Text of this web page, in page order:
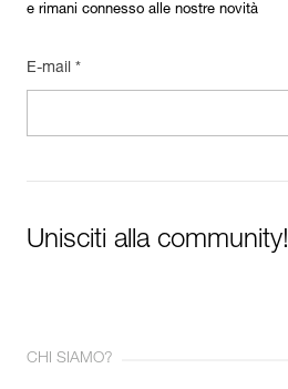
e rimani connesso alle nostre novità
E-mail *
Unisciti alla community!
CHI SIAMO?